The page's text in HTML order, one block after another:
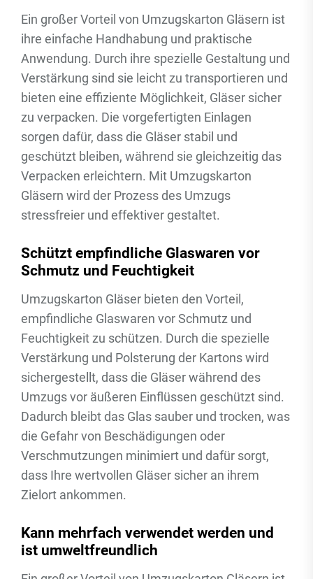
Ein großer Vorteil von Umzugskarton Gläsern ist
ihre einfache Handhabung und praktische
Anwendung. Durch ihre spezielle Gestaltung und
Verstärkung sind sie leicht zu transportieren und
bieten eine effiziente Möglichkeit, Gläser sicher
zu verpacken. Die vorgefertigten Einlagen
sorgen dafür, dass die Gläser stabil und
geschützt bleiben, während sie gleichzeitig das
Verpacken erleichtern. Mit Umzugskarton
Gläsern wird der Prozess des Umzugs
stressfreier und effektiver gestaltet.
Schützt empfindliche Glaswaren vor
Schmutz und Feuchtigkeit
Umzugskarton Gläser bieten den Vorteil,
empfindliche Glaswaren vor Schmutz und
Feuchtigkeit zu schützen. Durch die spezielle
Verstärkung und Polsterung der Kartons wird
sichergestellt, dass die Gläser während des
Umzugs vor äußeren Einflüssen geschützt sind.
Dadurch bleibt das Glas sauber und trocken, was
die Gefahr von Beschädigungen oder
Verschmutzungen minimiert und dafür sorgt,
dass Ihre wertvollen Gläser sicher an ihrem
Zielort ankommen.
Kann mehrfach verwendet werden und
ist umweltfreundlich